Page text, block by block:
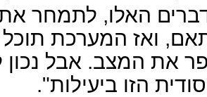
האלו, לתמחר
ואז המערכת תוכל
את המצב. אבל נכון
הזו ביעילות".